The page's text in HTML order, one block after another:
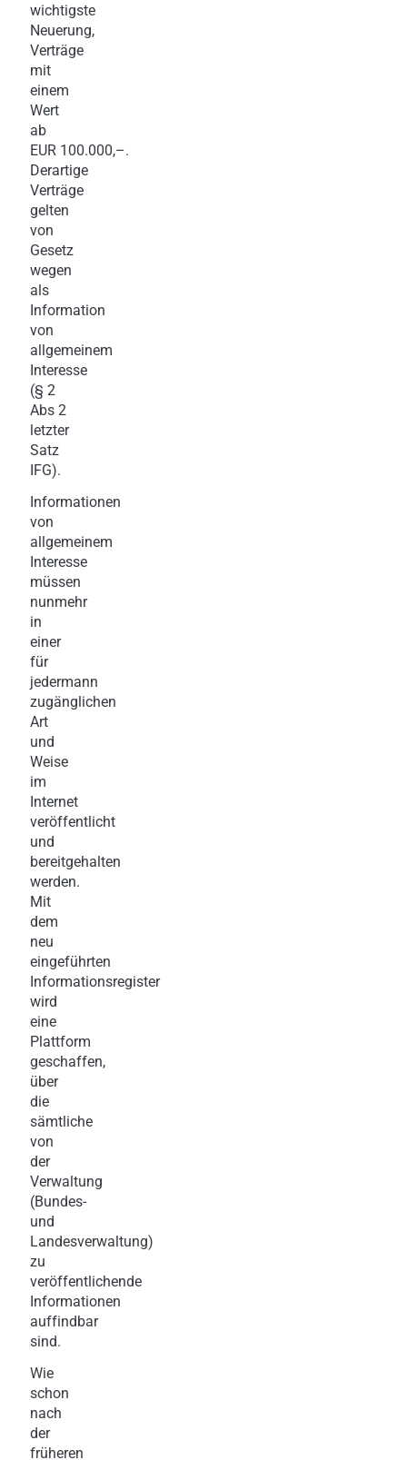
wichtigste
Neuerung,
Verträge
mit
einem
Wert
ab
EUR 100.000,–.
Derartige
Verträge
gelten
von
Gesetz
wegen
als
Information
von
allgemeinem
Interesse
(§ 2
Abs 2
letzter
Satz
IFG).
Informationen
von
allgemeinem
Interesse
müssen
nunmehr
in
einer
für
jedermann
zugänglichen
Art
und
Weise
im
Internet
veröffentlicht
und
bereitgehalten
werden.
Mit
dem
neu
eingeführten
Informationsregister
wird
eine
Plattform
geschaffen,
über
die
sämtliche
von
der
Verwaltung
(Bundes-
und
Landesverwaltung)
zu
veröffentlichende
Informationen
auffindbar
sind.
Wie
schon
nach
der
früheren